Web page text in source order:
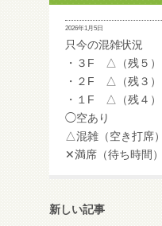
2026年1月5日
只今の混雑状況
・３F △（残５）
・２F △（残３）
・１F △（残４）
◯空あり
△混雑（空き打席）
✕満席（待ち時間）
新しい記事